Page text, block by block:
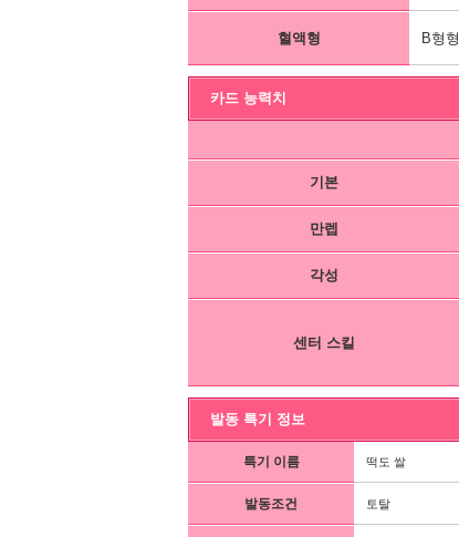
혈액형 B형형
카드 능력치
기본
만렙
각성
센터 스킬
발동 특기 정보
특기 이름 떡도 쌀
발동조건 토탈